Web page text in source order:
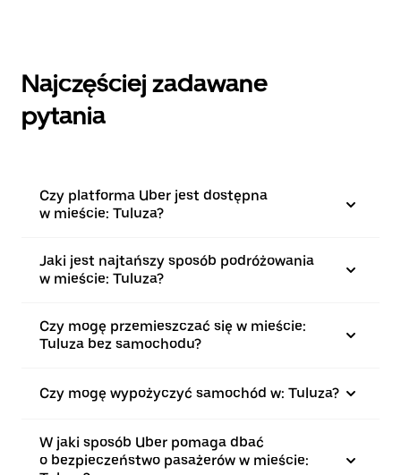
Najczęściej zadawane
pytania
Czy platforma Uber jest dostępna
w mieście: Tuluza?
Jaki jest najtańszy sposób podróżowania
w mieście: Tuluza?
Czy mogę przemieszczać się w mieście:
Tuluza bez samochodu?
Czy mogę wypożyczyć samochód w: Tuluza?
W jaki sposób Uber pomaga dbać
o bezpieczeństwo pasażerów w mieście: